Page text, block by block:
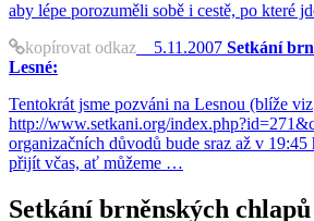
aby lépe porozuměli sobě i cestě, po které
kopírovat odkaz 5.11.2007 Setkání
Lesné:
Tentokrát jsme pozváni na Lesnou (blíže viz
http://www.setkani.org/
organizačních důvodů bude sraz až v 19:45
přijít včas, ať můžeme …
Setkání brněnských